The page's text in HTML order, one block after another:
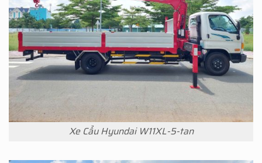
Xe Cẩu Hyundai W11XL-5-tan